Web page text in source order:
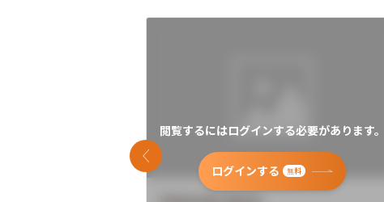
閲覧するにはログインする必要があります。
ログインする 無料
前のスライド